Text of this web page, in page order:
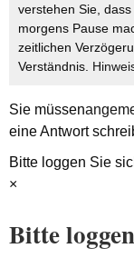
verstehen Sie,
morgens Pause
zeitlichen
Verständnis.
Sie müssen
eine Antwort
Bitte loggen Sie
×
Bitte